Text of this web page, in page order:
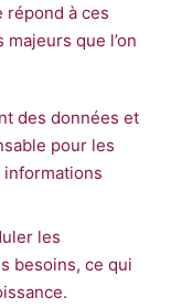
répond à ces
que l’on
des données et
pour les
les
besoins, ce qui